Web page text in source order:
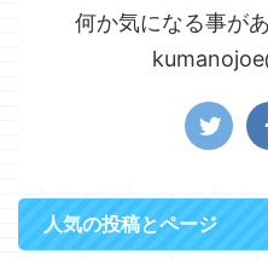
何か気になる事が
人気の投稿とページ